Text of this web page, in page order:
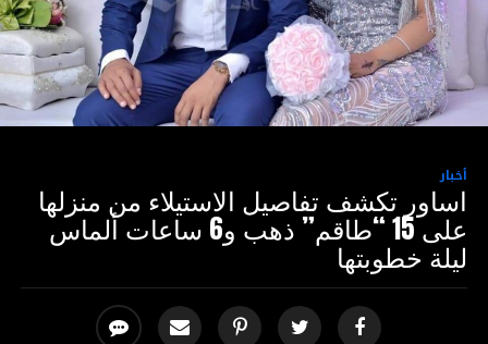
أخبار
اساور تكشف تفاصيل الاستيلاء من منزلها
على 15 “طاقم” ذهب و6 ساعات ألماس
ليلة خطوبتها